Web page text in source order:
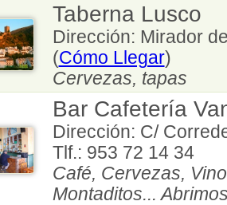
Taberna Lusco
Dirección: Mirador
(Cómo Llegar)
Cervezas, tapas
Bar Cafetería
Dirección: C/
Tlf.: 953 72 14 34
Café, Cervezas,
Montaditos...